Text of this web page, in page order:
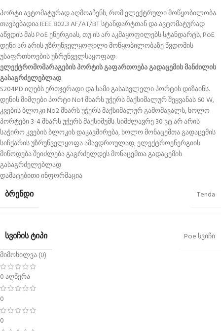
პორტი ავტომატურად აღმოაჩენს, რომ ელექტრული მოწყობილობა
თავსებადია IEEE 802.3 AF/AT/BT სტანდარტთან და ავტომატურად
აწვდის მას PoE ენერგიას, თუ ის არ აკმაყოფილებს სტანდარტს, PoE
დენი არ არის უზრუნველყოფილი მოწყობილობაზე წვდომის
უსაფრთხოების უზრუნველსაყოფად.
ელექტრომომარაგების პორტის გაფართოება გადაცემის მანძილის
გასაგრძელებლად
S204PD იღებს ერთჯერადი და სამი გასასვლელი პორტის დიზაინს.
დენის მიმღები პორტი No1 მხარს უჭერს მაქსიმალურ შეყვანას 60 W,
კვების ბლოკი No2 მხარს უჭერს მაქსიმალურ გამომავალს, ხოლო
პორტები 3-4 მხარს უჭერს მაქსიმუმს. სიმძლავრე 30 ვტ არ არის
საჭირო კვების ბლოკის დაკავშირება, ხოლო მონაცემთა გადაცემის
სიჩქარის უზრუნველყოფა ამავდროულად, ელექტროენერგიის
მიწოდება შეიძლება გაგრძელდეს მონაცემთა გადაცემის
გასაგრძელებლად
დამატებითი ინფორმაცია
ᲑᲠᲔᲜᲓᲘ Tenda
ᲡᲕᲘᲩᲘᲡ ᲢᲘᲞᲘ
Poe სვიჩი
მიმოხილვა (0)
0 აღწერა
0
0